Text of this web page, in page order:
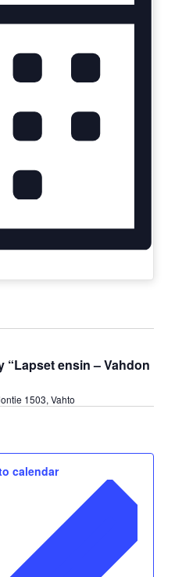
“Lapset ensin – Vahdon
1503, Vahto
calendar